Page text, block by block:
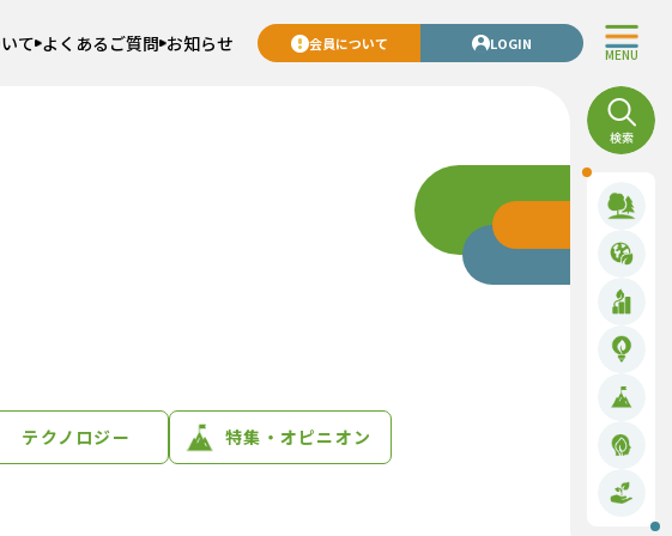
MENU
て よくあるご質問 お知らせ 会員について LOGIN
テクノロジー 特集・オピニオン